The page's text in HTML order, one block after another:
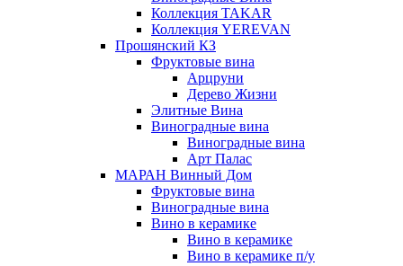
Коллекция TAKAR
Коллекция YEREVAN
Прошянский КЗ
Фруктовые вина
Арцруни
Дерево Жизни
Элитные Вина
Виноградные вина
Виноградные вина
Арт Палас
МАРАН Винный Дом
Фруктовые вина
Виноградные вина
Вино в керамике
Вино в керамике
Вино в керамике п/у